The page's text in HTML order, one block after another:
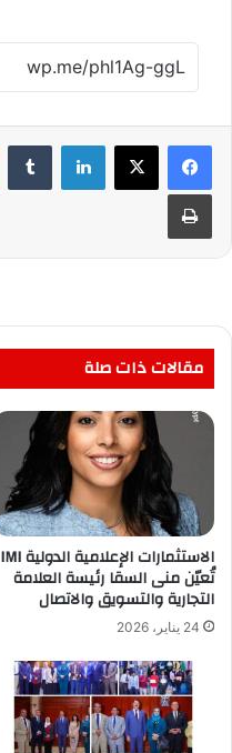
لينكدإن
طباعة
مقالات ذات صلة
الاستثمارات الإعلامية الدولية IMI
تُعيّن منى السقا رئيسة العلامة
التجارية والتسويق والاتصال
24 يناير، 2026